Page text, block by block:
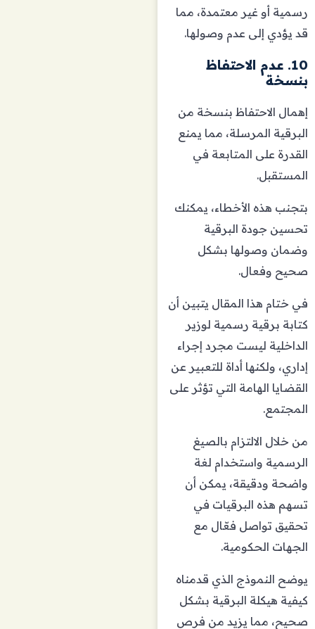
رسمية أو غير معتمدة، مما
قد يؤدي إلى عدم وصولها.
10. عدم الاحتفاظ
بنسخة
إهمال الاحتفاظ بنسخة من
البرقية المرسلة، مما يمنع
القدرة على المتابعة في
المستقبل.
بتجنب هذه الأخطاء، يمكنك
تحسين جودة البرقية
وضمان وصولها بشكل
صحيح وفعال.
في ختام هذا المقال يتبين أن
كتابة برقية رسمية لوزير
الداخلية ليست مجرد إجراء
إداري، ولكنها أداة للتعبير عن
القضايا الهامة التي تؤثر على
المجتمع.
من خلال الالتزام بالصيغ
الرسمية واستخدام لغة
واضحة ودقيقة، يمكن أن
تسهم هذه البرقيات في
تحقيق تواصل فعّال مع
الجهات الحكومية.
يوضح النموذج الذي قدمناه
كيفية هيكلة البرقية بشكل
صحيح، مما يزيد من فرص